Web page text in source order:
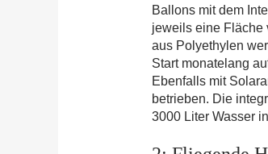
Ballons mit dem
jeweils eine Fläche
aus Polyethylen
Start monatelang
Ebenfalls mit
betrieben. Die
3000 Liter Wasser